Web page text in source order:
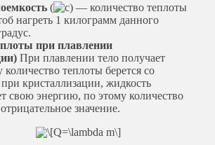
(
) — количество теплоты
нагреть 1 килограмм данного
при плавлении
При плавлении тело получает
количество теплоты берется со
кристаллизации, жидкость
свою энергию, по этому количество
значение.